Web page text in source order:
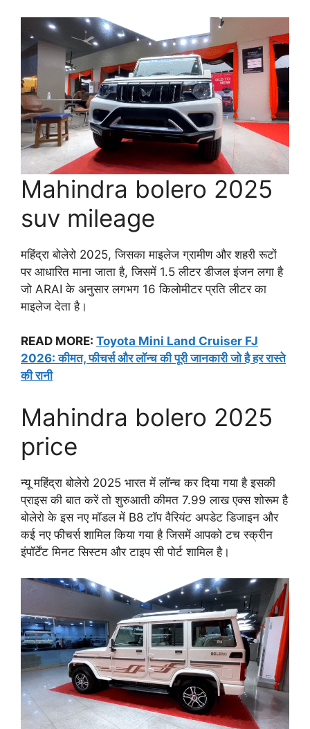
Mahindra bolero 2025
suv mileage
महिंद्रा बोलेरो 2025, जिसका माइलेज ग्रामीण और शहरी रूटों
पर आधारित माना जाता है, जिसमें 1.5 लीटर डीजल इंजन लगा है
जो ARAI के अनुसार लगभग 16 किलोमीटर प्रति लीटर का
माइलेज देता है।
READ MORE: Toyota Mini Land Cruiser FJ
2026: कीमत, फीचर्स और लॉन्च की पूरी जानकारी जो है हर रास्ते
की रानी
Mahindra bolero 2025
price
न्यू महिंद्रा बोलेरो 2025 भारत में लॉन्च कर दिया गया है इसकी
प्राइस की बात करें तो शुरुआती कीमत 7.99 लाख एक्स शोरूम है
बोलेरो के इस नए मॉडल में B8 टॉप वैरियंट अपडेट डिजाइन और
कई नए फीचर्स शामिल किया गया है जिसमें आपको टच स्क्रीन
इंपॉर्टेंट मिनट सिस्टम और टाइप सी पोर्ट शामिल है।